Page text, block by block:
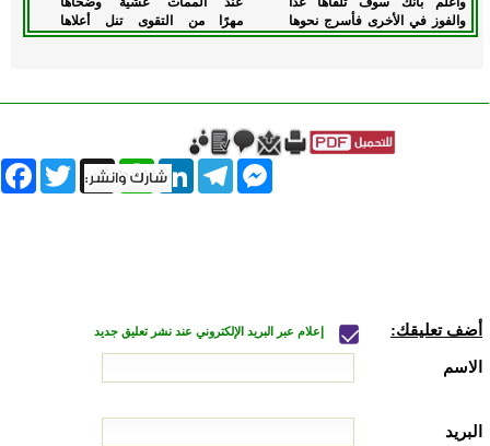
والفوز في الأخرى فأسرج نحوها
مهرًا من التقوى تنل أعلاها
Twitter X
WhatsAppLinkedInTelegram
Messenger
أضف تعليقك: إعلام عبر البريد الإلكتروني عند نشر تعليق جديد
الاسم
البريد